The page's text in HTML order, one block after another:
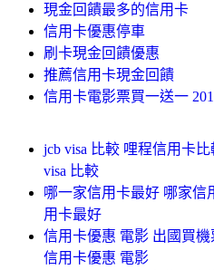
現金回饋最多的信用卡
信用卡優惠停車
刷卡現金回饋優惠
推薦信用卡現金回饋
信用卡電影票買一送一
jcb visa 比較 哩程信用卡
visa 比較
哪一家信用卡最好 哪家信
用卡最好
信用卡優惠 電影 出國買
信用卡優惠 電影